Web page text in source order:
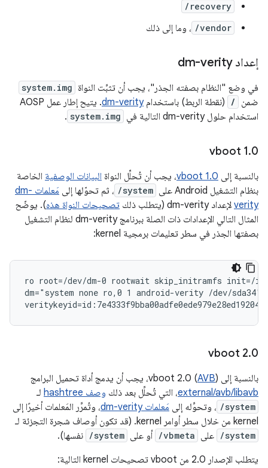
/recovery
/vendor ، وما إلى ذلك
إعداد dm-verity
في وضع "النظام بصفته الجذر"، يجب أن تثبِّت النواة system.img
ضمن / (نقطة الربط) باستخدامdm-verity
. يتيح إطار عمل AOSP
استخدام حلول dm-verity التالية في
system.img
.
vboot 1.0
بالنسبة إلى vboot 1.0، يجب أن تُحلِّل النواة البيانات الوصفية الخاصة
بنظام التشغيل Android على
/system ، ثم تحوّلها إلى
مَعلمات dm-
verity لإعداد dm-verity (يتطلب ذلك تصحيحات النواة هذه). يوضّح
المثال التالي الإعدادات ذات الصلة ببرنامج dm-verity لنظام التشغيل
بصفتها الجذر في سطر تعليمات برمجية kernel:
ro root=/dev/dm-0 rootwait skip_initramfs init=/
dm="system none ro,0 1 android-verity /dev/sda34"
vboot 2.0
بالنسبة إلى vboot 2.0 ( AVB)، يجب أن يدمج أداة تحميل البرامج
external/avb/libavb، التي تُحلِّل بعد ذلك وصف hashtree لـ
/system ، وتحوِّله إلى مَعلمات dm-verity
، وتُمرِّر المَعلمات أخيرًا إلى
kernel من خلال سطر أوامر kernel. (قد تكون أوصاف شجرة التجزئة لـ
/system على /vbmeta أو على /system نفسها).
يتطلب الإصدار 2.0 من vboot تصحيحات kernel التالية: